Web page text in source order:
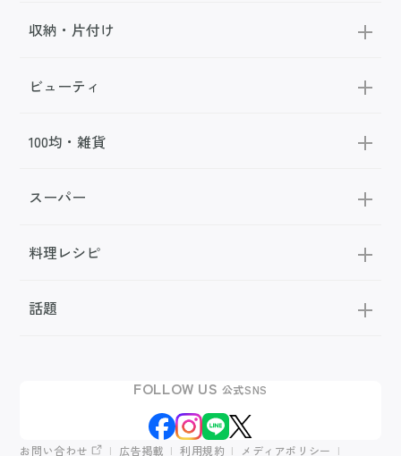
収納・片付け
ビューティ
100均・雑貨
スーパー
料理レシピ
話題
FOLLOW US 公式SNS
お問い合わせ 広告掲載 利用規約 メディアポリシー